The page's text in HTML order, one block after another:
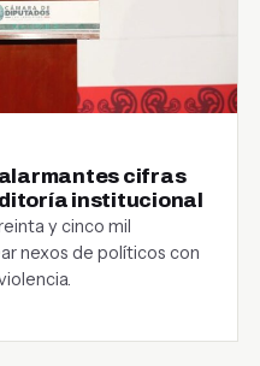
cifras
institucional
y cinco mil
nexos de políticos con